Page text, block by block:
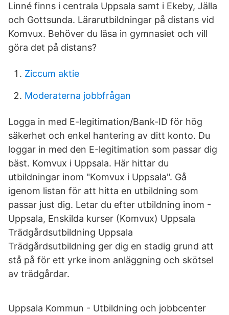
Linné finns i centrala Uppsala samt i Ekeby, Jälla
och Gottsunda. Lärarutbildningar på distans vid
Komvux. Behöver du läsa in gymnasiet och vill
göra det på distans?
Ziccum aktie
Moderaterna jobbfrågan
Logga in med E-legitimation/Bank-ID för hög
säkerhet och enkel hantering av ditt konto. Du
loggar in med den E-legitimation som passar dig
bäst. Komvux i Uppsala. Här hittar du
utbildningar inom "Komvux i Uppsala". Gå
igenom listan för att hitta en utbildning som
passar just dig. Letar du efter utbildning inom -
Uppsala, Enskilda kurser (Komvux) Uppsala
Trädgårdsutbildning Uppsala
Trädgårdsutbildning ger dig en stadig grund att
stå på för ett yrke inom anläggning och skötsel
av trädgårdar.
Uppsala Kommun - Utbildning och jobbcenter